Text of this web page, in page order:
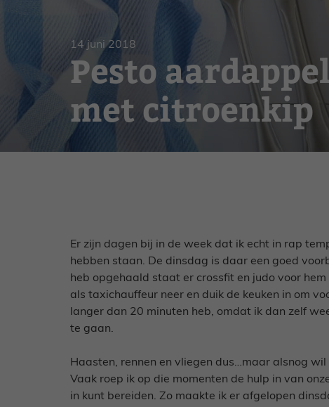
14 juni 2018
Pesto
met citroenkip
Er zijn dagen bij in de week dat ik echt in rap
hebben staan. De dinsdag is daar een goed
heb opgehaald staat er crossfit en judo voor
als taxichauffeur neer en duik de keuken in om
langer dan 20 minuten heb, omdat ik dan zelf
te gaan.
Haasten, rennen en vliegen dus…maar alsnog
Vaak roep ik op die momenten de hulp in van
in kunt bereiden. Zo maakte ik er afgelopen